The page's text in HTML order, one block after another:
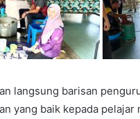
langsung barisan
yang baik kepada